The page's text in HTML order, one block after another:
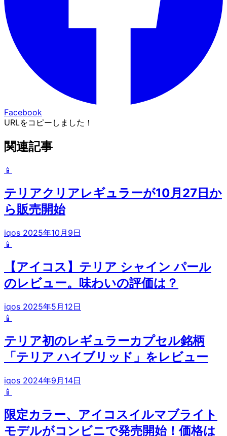
Facebook
URLをコピーしました！
関連記事
📱
テリアクリアレギュラーが10月27日か
ら販売開始
iqos 2025年10月9日
📱
【アイコス】テリア シャイン パール
のレビュー。味わいの評価は？
iqos 2025年5月12日
📱
テリア初のレギュラーカプセル銘柄
「テリア ハイブリッド」をレビュー
iqos 2024年9月14日
📱
限定カラー、アイコスイルマブライト
モデルがコンビニで発売開始！価格は